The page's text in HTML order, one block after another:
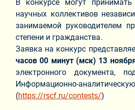
В конкурсе могут принимать
научных коллективов
занимаемой руководителем
степени и гражданства.
Заявка на конкурс
часов 00 минут (мск) 13
электронного документа,
Информационно-
(https://rscf.ru/contests/)